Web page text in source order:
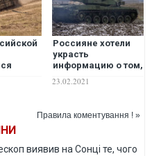
Россияне хотели
украсть
информацию о том,
пытались всячески
23.02.2021
Правила коментування ! »
виявив на Сонці те, чого